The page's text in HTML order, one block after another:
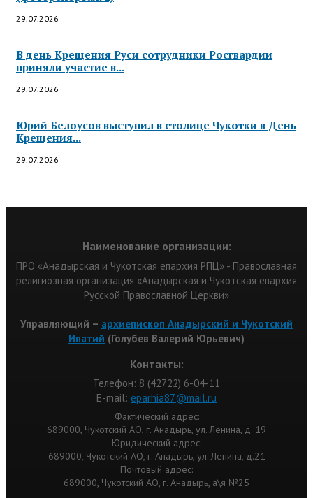
29.07.2026
В день Крещения Руси сотрудники Росгвардии
приняли участие в...
29.07.2026
Юрий Белоусов выступил в столице Чукотки в День
Крещения...
29.07.2026
Наименование организации:
ПРО «Анадырская и Чукотская епархия РПЦ» - Православная
религиозная организация «Анадырская и Чукотская епархия
Русской Православной Церкви»
Управляющий – архиепископ Анадырский и Чукотский
Ипатий (Голубев Валерий Юрьевич)
Контакты:
Телефон: 8 (42722) 6-04-11
Е-mail: eparhia87@mail.ru
Фактический адрес:
689000, Чукотский АО, г. Анадырь, ул. Ленина, д. 19
Юридический адрес:
689000, Чукотский АО, г. Анадырь, ул. Ленина, д.21
Почтовый адрес:
689000, Чукотский АО, г. Анадырь, а\я №25